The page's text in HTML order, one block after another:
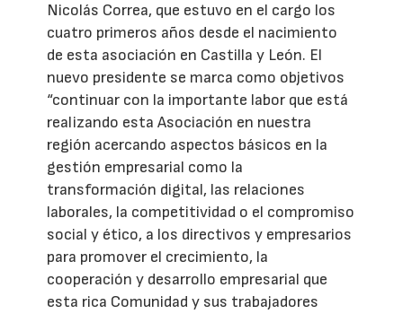
Nicolás Correa, que estuvo en el cargo los
cuatro primeros años desde el nacimiento
de esta asociación en Castilla y León. El
nuevo presidente se marca como objetivos
“continuar con la importante labor que está
realizando esta Asociación en nuestra
región acercando aspectos básicos en la
gestión empresarial como la
transformación digital, las relaciones
laborales, la competitividad o el compromiso
social y ético, a los directivos y empresarios
para promover el crecimiento, la
cooperación y desarrollo empresarial que
esta rica Comunidad y sus trabajadores